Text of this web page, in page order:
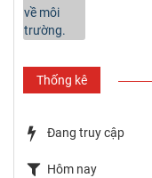
Thống kê
Đang truy cập
Hôm nay